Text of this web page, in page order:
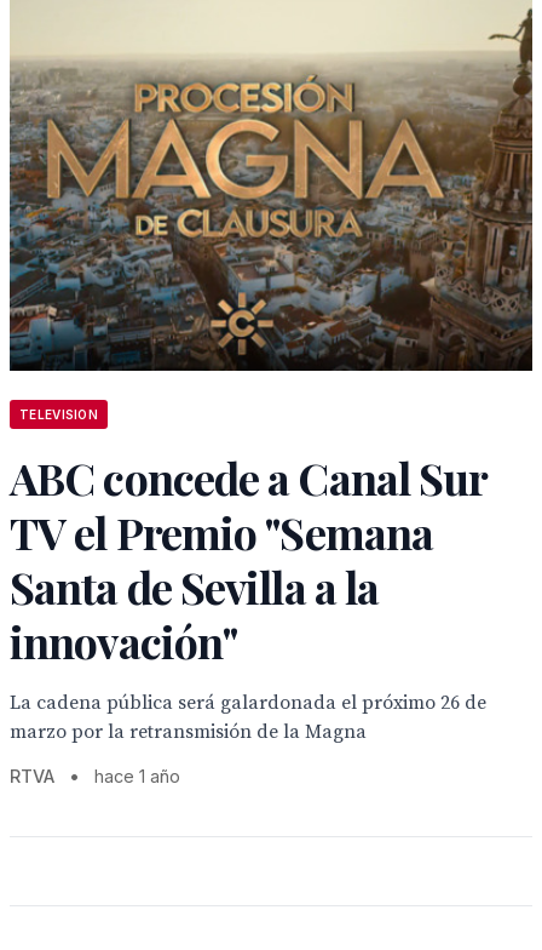
TELEVISION
ABC concede a Canal Sur
TV el Premio "Semana
Santa de Sevilla a la
innovación"
La cadena pública será galardonada el próximo 26 de
marzo por la retransmisión de la Magna
RTVA • hace 1 año